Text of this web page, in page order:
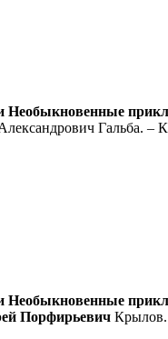
Необыкновенные
Гальба. –
Необыкновенные
Порфирьевич Крылов.